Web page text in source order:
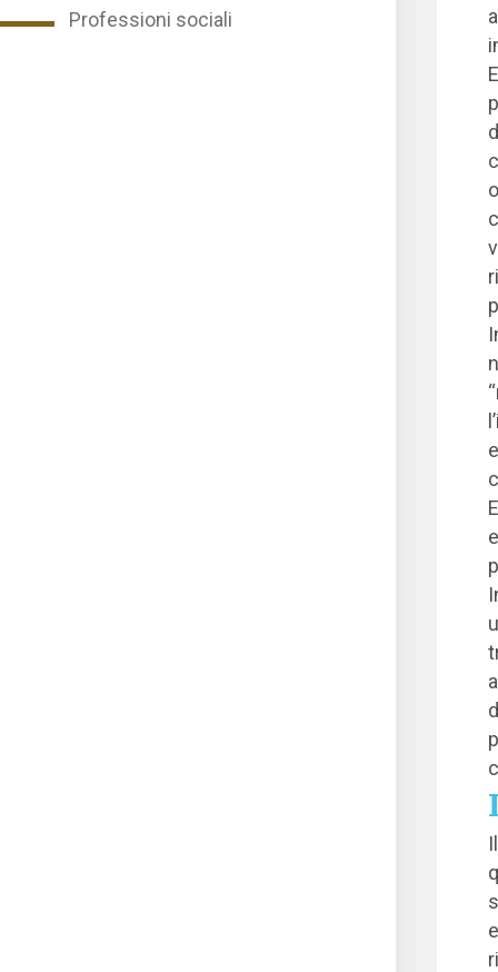
Professioni sociali